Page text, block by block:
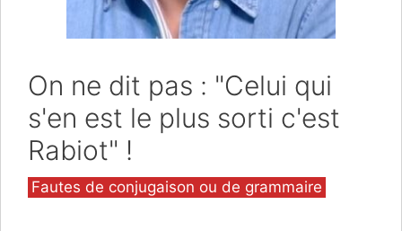
On ne dit pas : "Celui qui
s'en est le plus sorti c'est
Rabiot" !
Catégories
Fautes de conjugaison ou de grammaire